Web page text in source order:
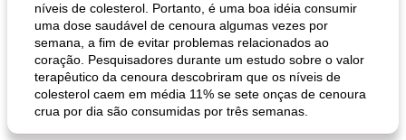
níveis de colesterol. Portanto, é uma boa idéia consumir
uma dose saudável de cenoura algumas vezes por
semana, a fim de evitar problemas relacionados ao
coração. Pesquisadores durante um estudo sobre o valor
terapêutico da cenoura descobriram que os níveis de
colesterol caem em média 11% se sete onças de cenoura
crua por dia são consumidas por três semanas.